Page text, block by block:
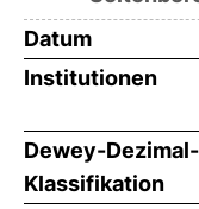
Datum
Institutionen
Dewey-Dezimal-
Klassifikation